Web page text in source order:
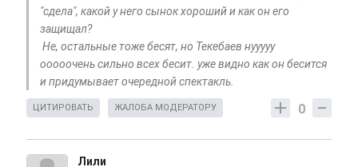
"сдела", какой у него сынок хороший и как он его
защищал?
Не, остальные тоже бесят, но Текебаев нууууу
ооооочень сильно всех бесит. уже видно как он бесится
и придумывает очередной спектакль.
0
ЦИТИРОВАТЬ ЖАЛОБА МОДЕРАТОРУ
Лили